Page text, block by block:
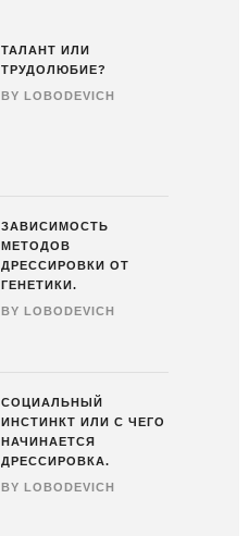
ТАЛАНТ ИЛИ
ТРУДОЛЮБИЕ?
BY LOBODEVICH
ЗАВИСИМОСТЬ
МЕТОДОВ
ДРЕССИРОВКИ ОТ
ГЕНЕТИКИ.
BY LOBODEVICH
СОЦИАЛЬНЫЙ
ИНСТИНКТ ИЛИ С ЧЕГО
НАЧИНАЕТСЯ
ДРЕССИРОВКА.
BY LOBODEVICH